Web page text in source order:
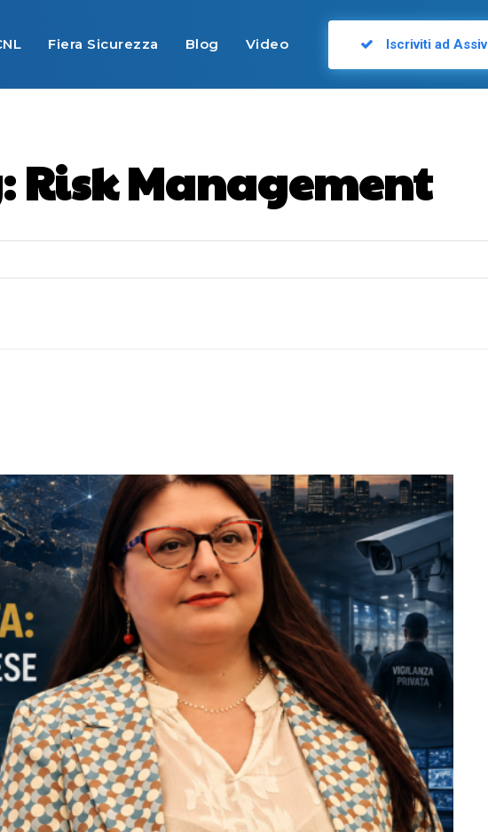
Fiera Sicurezza Blog Video Iscriviti ad Assiv
Risk Management